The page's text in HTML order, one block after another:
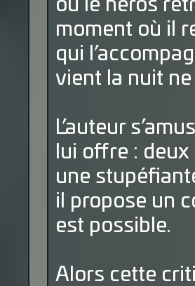
où le héros
moment où il
qui
vient la nuit
L’auteur
lui offre : deux
une
il propose un
est possible.
Alors cette